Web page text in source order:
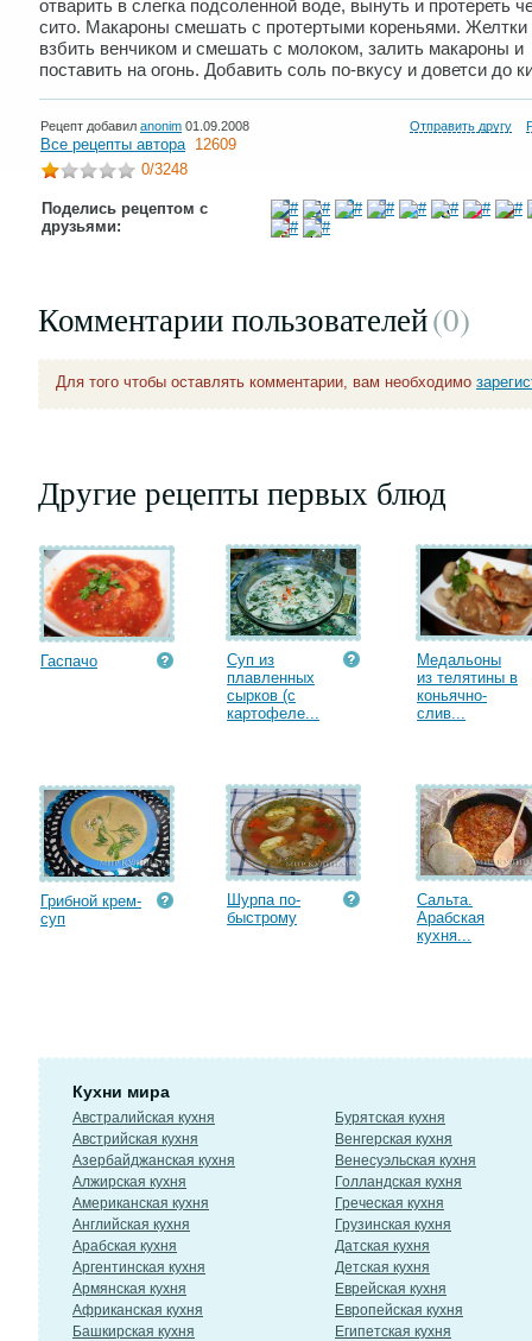
отварить в слегка подсоленной воде, вынуть и протереть
сито. Макароны смешать с протертыми кореньями. Желтки
взбить венчиком и смешать с молоком, залить макароны и
поставить на огонь. Добавить соль по-вкусу и доветси до
Рецепт добавил anonim 01.09.2008 Отправить другу
Все рецепты автора 12609
0/3248
Поделись рецептом с
друзьями:
Комментарии пользователей(0)
Для того чтобы оставлять комментарии, вам необходимо
Другие рецепты первых блюд
Гаспачо
Суп из
плавленных
сырков (с
картофеле...
Медальоны
из телятины в
коньячно-
слив...
Грибной крем-
суп
Шурпа по-
быстрому
Сальта.
Арабская
кухня...
Кухни мира
Австралийская кухня
Австрийская кухня
Азербайджанская кухня
Алжирская кухня
Американская кухня
Английская кухня
Арабская кухня
Аргентинская кухня
Армянская кухня
Африканская кухня
Башкирская кухня
Бурятская кухня
Венгерская кухня
Венесуэльская кухня
Голландская кухня
Греческая кухня
Грузинская кухня
Датская кухня
Детская кухня
Еврейская кухня
Европейская кухня
Египетская кухня